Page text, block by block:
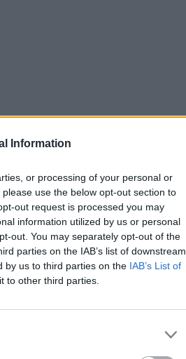
Information
or processing of your personal or
use the below opt-out section to
out request is processed you may
information utilized by us or personal
out. You may separately opt-out of the
parties on the IAB’s list of downstream
by us to third parties on the IAB’s List of
to other third parties.